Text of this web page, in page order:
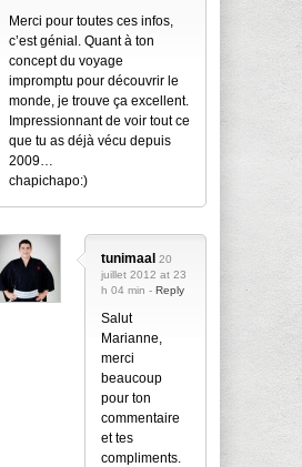
Merci pour toutes ces infos,
c’est génial. Quant à ton
concept du voyage
impromptu pour découvrir le
monde, je trouve ça excellent.
Impressionnant de voir tout ce
que tu as déjà vécu depuis
2009…
chapichapo:)
tunimaal 20
juillet 2012 at 23
h 04 min - Reply
Salut
Marianne,
merci
beaucoup
pour ton
commentaire
et tes
compliments.